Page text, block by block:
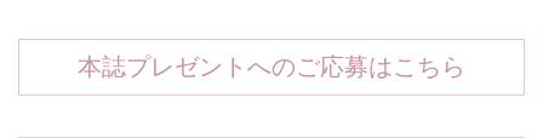
本誌プレゼントへのご応募はこちら